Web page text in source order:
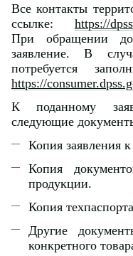
Все контакты
ссылке: https://
При обращении
заявление. В
потребуется
https://
К поданному
следующие
Копия заявления
Копия
продукции.
Копия
Другие
конкретного